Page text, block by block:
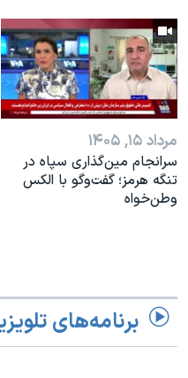
مرداد ۱۵, ۱۴۰۵
سرانجام مین‌گذاری‌ سپاه در
تنگه هرمز؛ گفت‌وگو با الکس
وطن‌خواه
برنامه‌های